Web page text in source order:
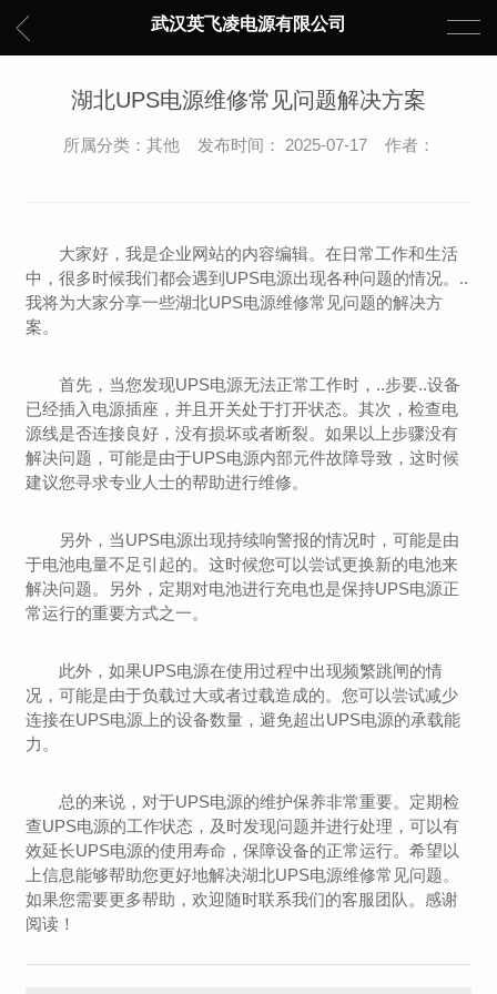
武汉英飞凌电源有限公司
湖北UPS电源维修常见问题解决方案
所属分类：其他 发布时间： 2025-07-17 作者：
大家好，我是企业网站的内容编辑。在日常工作和生活
中，很多时候我们都会遇到UPS电源出现各种问题的情况。..
我将为大家分享一些湖北UPS电源维修常见问题的解决方
案。
首先，当您发现UPS电源无法正常工作时，..步要..设备
已经插入电源插座，并且开关处于打开状态。其次，检查电
源线是否连接良好，没有损坏或者断裂。如果以上步骤没有
解决问题，可能是由于UPS电源内部元件故障导致，这时候
建议您寻求专业人士的帮助进行维修。
另外，当UPS电源出现持续响警报的情况时，可能是由
于电池电量不足引起的。这时候您可以尝试更换新的电池来
解决问题。另外，定期对电池进行充电也是保持UPS电源正
常运行的重要方式之一。
此外，如果UPS电源在使用过程中出现频繁跳闸的情
况，可能是由于负载过大或者过载造成的。您可以尝试减少
连接在UPS电源上的设备数量，避免超出UPS电源的承载能
力。
总的来说，对于UPS电源的维护保养非常重要。定期检
查UPS电源的工作状态，及时发现问题并进行处理，可以有
效延长UPS电源的使用寿命，保障设备的正常运行。希望以
上信息能够帮助您更好地解决湖北UPS电源维修常见问题。
如果您需要更多帮助，欢迎随时联系我们的客服团队。感谢
阅读！